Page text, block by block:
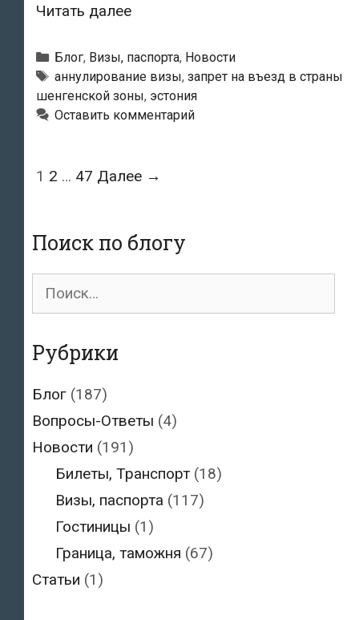
Читать далееРазогнавшийся
130
км/
ч
россиянин
лишился
шенгенской
визы
Рубрики
Блог, Визы, паспорта, Новости
Метки
аннулирование визы, запрет на въезд в страны
шенгенской зоны, эстония
Оставить комментарий
Навигация
1 2 … 47 Далее →
Поиск по блогу
Поиск
Рубрики
Блог (187)
Вопросы-Ответы (4)
Новости (191)
Билеты, Транспорт(18)
Визы, паспорта (117)
Гостиницы (1)
Граница, таможня (67)
Статьи (1)